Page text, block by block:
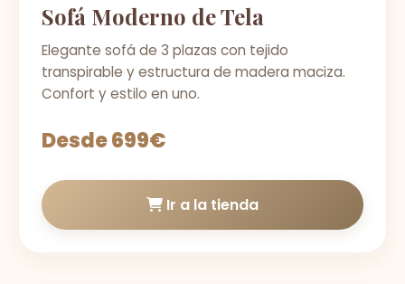
Sofá Moderno de Tela
Elegante sofá de 3 plazas con tejido
transpirable y estructura de madera maciza.
Confort y estilo en uno.
Desde 699€
Ir a la tienda